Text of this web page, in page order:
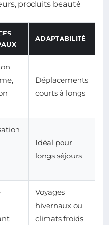
produits beauté
ADAPTABILITÉ
Déplacements
courts à longs
Idéal pour
longs séjours
Voyages
hivernaux ou
climats froids